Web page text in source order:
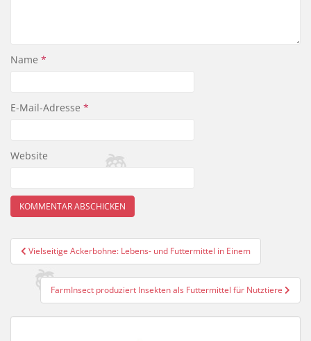
Name *
E-Mail-Adresse *
Website
Beitragsnavigation
Vielseitige Ackerbohne: Lebens- und Futtermittel in Einem
FarmInsect produziert Insekten als Futtermittel für Nutztiere